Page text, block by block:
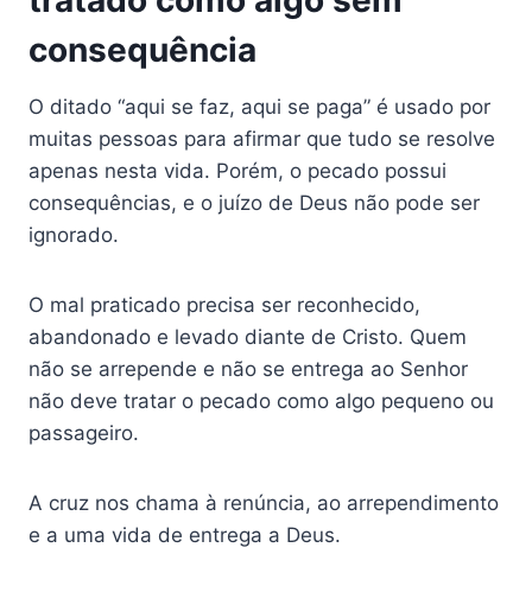
consequência
O ditado “aqui se faz, aqui se paga” é usado por
muitas pessoas para afirmar que tudo se resolve
apenas nesta vida. Porém, o pecado possui
consequências, e o juízo de Deus não pode ser
ignorado.
O mal praticado precisa ser reconhecido,
abandonado e levado diante de Cristo. Quem
não se arrepende e não se entrega ao Senhor
não deve tratar o pecado como algo pequeno ou
passageiro.
A cruz nos chama à renúncia, ao arrependimento
e a uma vida de entrega a Deus.